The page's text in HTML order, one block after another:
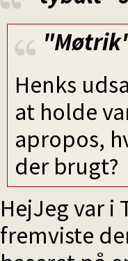
Henks
at holde
apropos,
der brugt?
HejJeg var i
fremviste